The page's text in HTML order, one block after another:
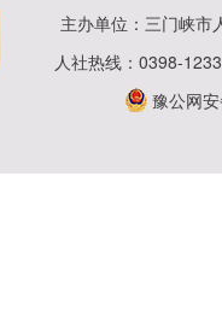
主办单位：三门峡
人社热线：0398-
豫公网